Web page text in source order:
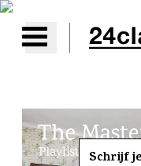
Open main
Schrijf